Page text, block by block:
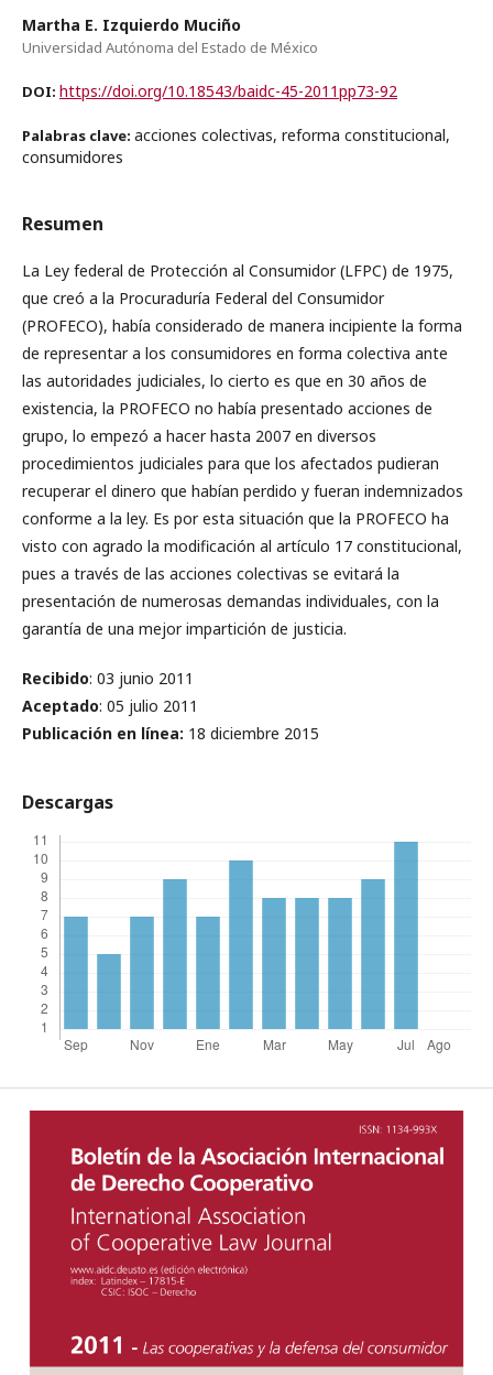
Martha E. Izquierdo Muciño
Universidad Autónoma del Estado de México
DOI: https://doi.org/10.18543/baidc-45-2011pp73-92
Palabras clave: acciones colectivas, reforma constitucional,
consumidores
Resumen
La Ley federal de Protección al Consumidor (LFPC) de 1975,
que creó a la Procuraduría Federal del Consumidor
(PROFECO), había considerado de manera incipiente la forma
de representar a los consumidores en forma colectiva ante
las autoridades judiciales, lo cierto es que en 30 años de
existencia, la PROFECO no había presentado acciones de
grupo, lo empezó a hacer hasta 2007 en diversos
procedimientos judiciales para que los afectados pudieran
recuperar el dinero que habían perdido y fueran indemnizados
conforme a la ley. Es por esta situación que la PROFECO ha
visto con agrado la modificación al artículo 17 constitucional,
pues a través de las acciones colectivas se evitará la
presentación de numerosas demandas individuales, con la
garantía de una mejor impartición de justicia.
Recibido: 03 junio 2011
Aceptado: 05 julio 2011
Publicación en línea: 18 diciembre 2015
Descargas